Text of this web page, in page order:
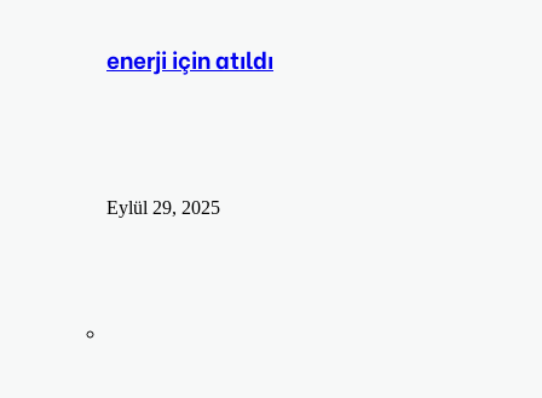
enerji için atıldı
Eylül 29, 2025